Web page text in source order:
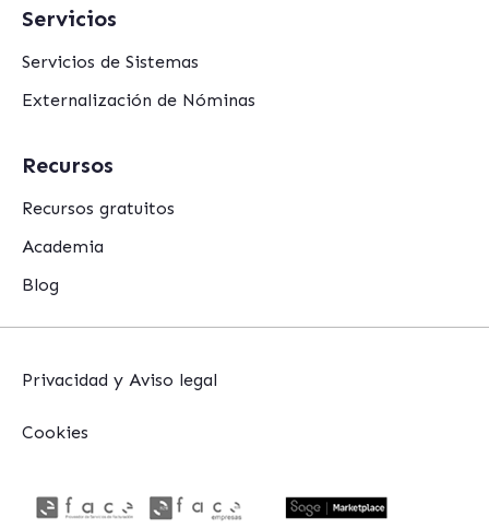
Servicios
Servicios de Sistemas
Externalización de Nóminas
Recursos
Recursos gratuitos
Academia
Blog
Privacidad y Aviso legal
Cookies